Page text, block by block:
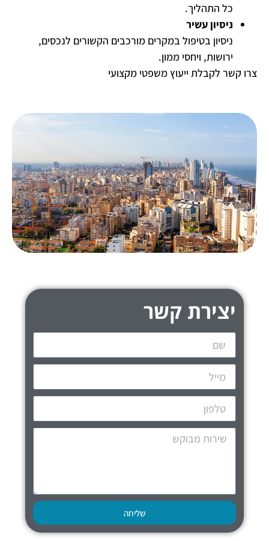
כל התהליך.
ניסיון עשיר
ניסיון בטיפול במקרים מורכבים הקשורים לנכסים,
ירושות, ויחסי ממון.
צרו קשר לקבלת ייעוץ משפטי מקצועי
יצירת קשר
שליחה